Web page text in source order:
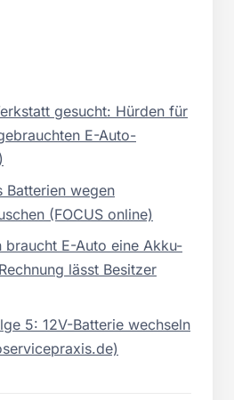
gesucht: Hürden für
E-Auto-
Batterien wegen
(FOCUS online)
braucht E-Auto eine Akku-
lässt Besitzer
5: 12V-Batterie wechseln